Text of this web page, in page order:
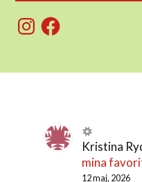
InstagramFacebook
Kristina
mina
12 maj, 2026